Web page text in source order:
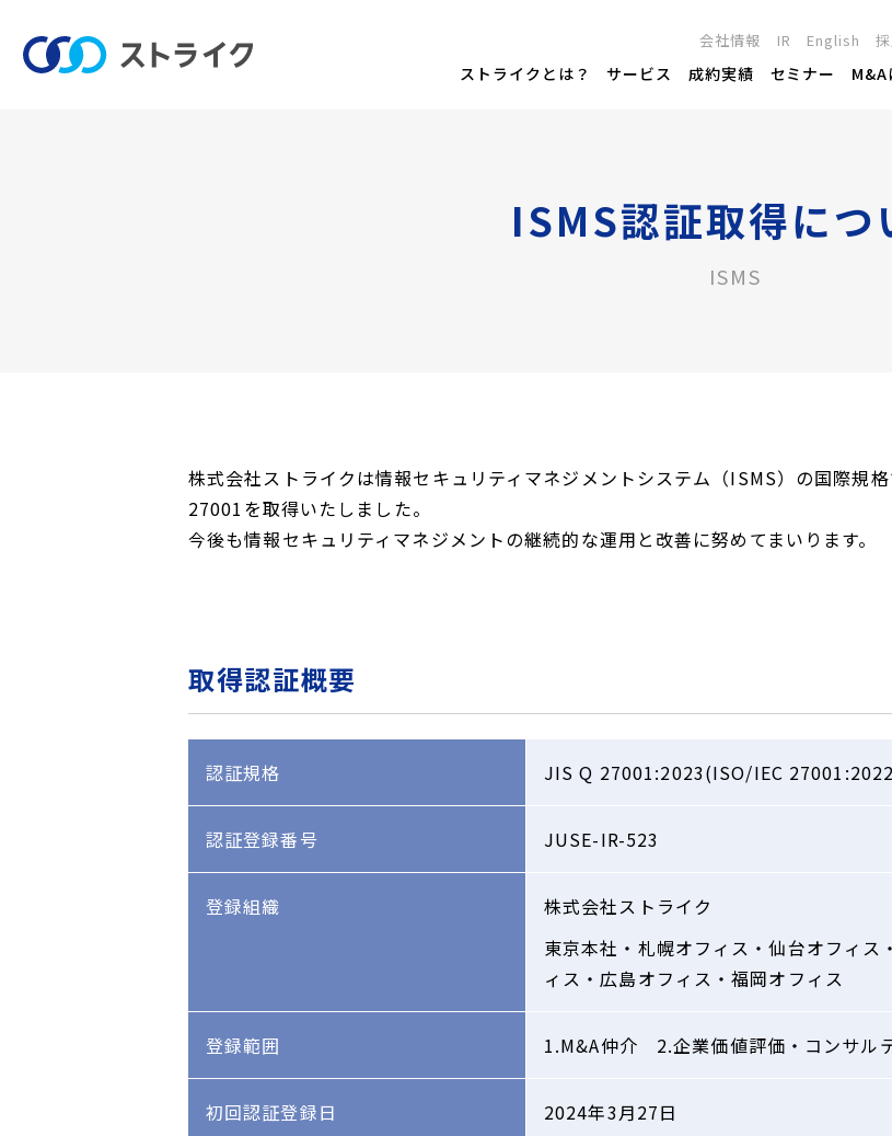
会社情報 IR English
ストライクとは？ サービス 成約実績 セミナー M&A
ISMS認証取得につ
ISMS
株式会社ストライクは情報セキュリティマネジメントシステム（ISMS）の国際規
27001を取得いたしました。
今後も情報セキュリティマネジメントの継続的な運用と改善に努めてまいります。
取得認証概要
認証規格 JIS Q 27001:2023(ISO/IEC
認証登録番号 JUSE-IR-523
登録組織
株式会社ストライク
東京本社・札幌オフィス・仙台オフィ
ィス・広島オフィス・福岡オフィス
登録範囲 1.M&A仲介 2.企業価値評価・コンサル
初回認証登録日 2024年3月27日